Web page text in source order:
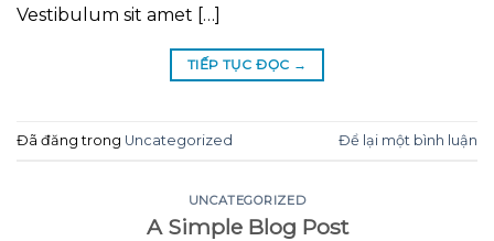
Vestibulum sit amet […]
TIẾP TỤC ĐỌC →
Đã đăng trong Uncategorized Để lại một bình luận
UNCATEGORIZED
A Simple Blog Post